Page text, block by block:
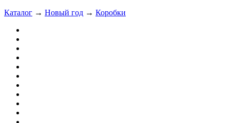
Каталог → Новый год → Коробки